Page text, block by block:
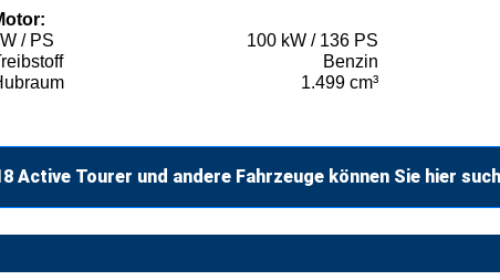
/ PS
100 kW / 136 PS
Benzin
1.499 cm³
Active Tourer und andere Fahrzeuge können Sie hier